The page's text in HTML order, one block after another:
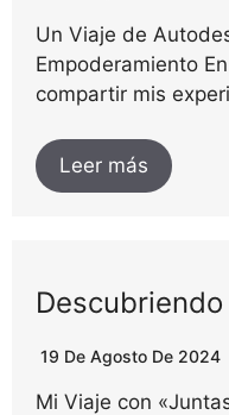
Un Viaje de
Empoderamiento
compartir mis
Leer más
19 De Agosto De 2024
Mi Viaje con